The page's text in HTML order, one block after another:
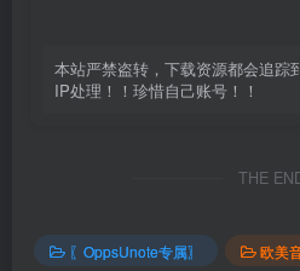
本站严禁盗转，下载资源都会追踪
IP处理！！珍惜自己账号！！
THE
〖OppsUnote专属〗 欧美